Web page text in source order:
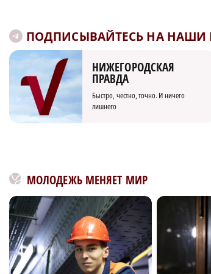
ПОДПИСЫВАЙТЕСЬ НА НАШИ
НИЖЕГОРОДСКАЯ
ПРАВДА
Быстро, честно, точно. И ничего
лишнего
МОЛОДЕЖЬ МЕНЯЕТ МИР